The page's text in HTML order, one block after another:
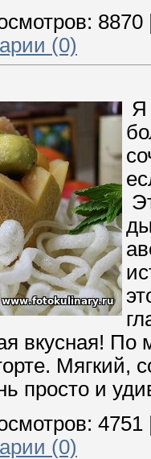
8870
(0)
Я
вкусная!
Мягкий,
просто и
4751
(0)